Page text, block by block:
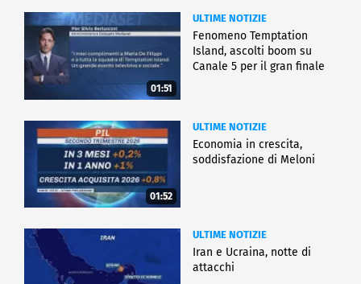
01:51
ULTIME NOTIZIE
Fenomeno Temptation
Island, ascolti boom su
Canale 5 per il gran finale
01:52
ULTIME NOTIZIE
Economia in crescita,
soddisfazione di Meloni
ULTIME NOTIZIE
Iran e Ucraina, notte di
attacchi